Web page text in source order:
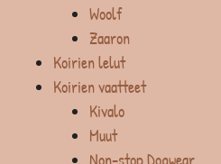
Woolf
Zaaron
Koirien lelut
Koirien vaatteet
Kivalo
Muut